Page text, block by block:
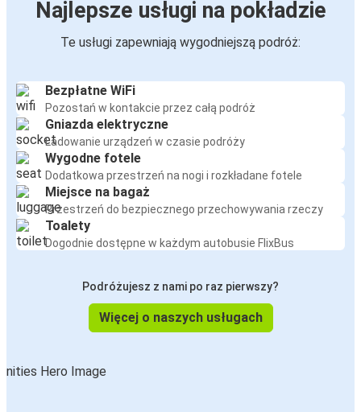
Najlepsze usługi na pokładzie
Te usługi zapewniają wygodniejszą podróż:
Bezpłatne WiFi
Pozostań w kontakcie przez całą podróż
Gniazda elektryczne
Ładowanie urządzeń w czasie podróży
Wygodne fotele
Dodatkowa przestrzeń na nogi i rozkładane fotele
Miejsce na bagaż
Przestrzeń do bezpiecznego przechowywania rzeczy
Toalety
Dogodnie dostępne w każdym autobusie FlixBus
Podróżujesz z nami po raz pierwszy?
Więcej o naszych usługach